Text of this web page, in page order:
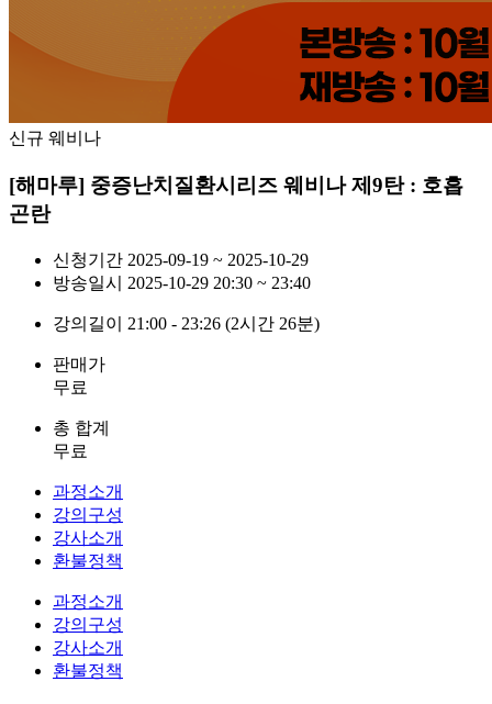
신규 웨비나
[해마루] 중증난치질환시리즈 웨비나 제9탄 : 호흡
곤란
신청기간 2025-09-19 ~ 2025-10-29
방송일시
2025-10-29 20:30 ~ 23:40
강의길이 21:00 - 23:26 (2시간 26분)
판매가
무료
총 합계
무료
과정소개
강의구성
강사소개
환불정책
과정소개
강의구성
강사소개
환불정책